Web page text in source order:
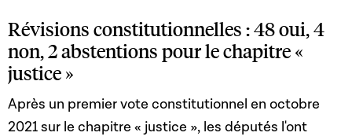
Révisions constitutionnelles : 48 oui, 4
non, 2 abstentions pour le chapitre «
justice »
Après un premier vote constitutionnel en octobre
2021 sur le chapitre « justice », les députés l'ont